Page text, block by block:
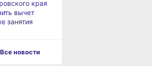
края
вычет
занятия
уровень
Все новости